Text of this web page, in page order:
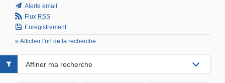
Alerte email
Flux RSS
Enregistrement
» Afficher l'url de la recherche
Affiner ma recherche